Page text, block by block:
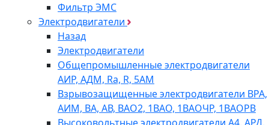
Фильтр ЭМС
Электродвигатели
Назад
Электродвигатели
Общепромышленные электродвигатели
АИР, АДМ, Ra, R, 5AM
Взрывозащищенные электродвигатели ВРА,
АИМ, ВА, АВ, ВАO2, 1ВАО, 1ВАОЧР, 1ВАОРВ